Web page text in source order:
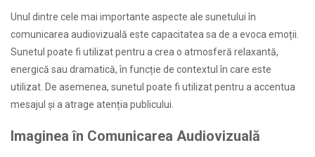
Unul dintre cele mai importante aspecte ale sunetului în
comunicarea audiovizuală este capacitatea sa de a evoca emoții.
Sunetul poate fi utilizat pentru a crea o atmosferă relaxantă,
energică sau dramatică, în funcție de contextul în care este
utilizat. De asemenea, sunetul poate fi utilizat pentru a accentua
mesajul și a atrage atenția publicului.
Imaginea în Comunicarea Audiovizuală